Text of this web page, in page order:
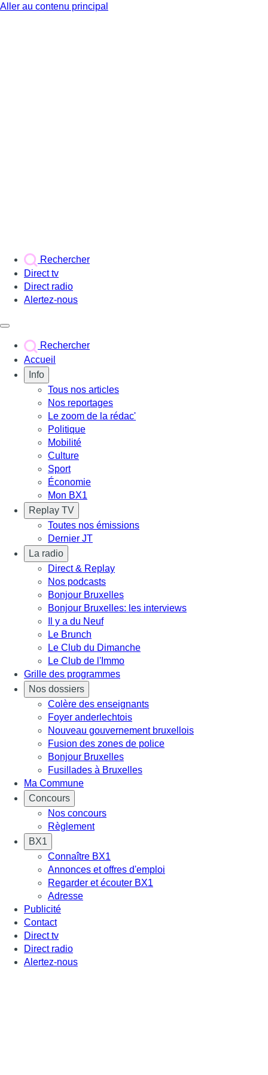
Aller au contenu principal
Rechercher
Direct tv
Direct radio
Alertez-nous
Rechercher
Accueil
Info
Tous nos articles
Nos reportages
Le zoom de la rédac'
Politique
Mobilité
Culture
Sport
Économie
Mon BX1
Replay TV
Toutes nos émissions
Dernier JT
La radio
Direct & Replay
Nos podcasts
Bonjour Bruxelles
Bonjour Bruxelles: les interviews
Il y a du Neuf
Le Brunch
Le Club du Dimanche
Le Club de l'Immo
Grille des programmes
Nos dossiers
Colère des enseignants
Foyer anderlechtois
Nouveau gouvernement bruxellois
Fusion des zones de police
Bonjour Bruxelles
Fusillades à Bruxelles
Ma Commune
Concours
Nos concours
Règlement
BX1
Connaître BX1
Annonces et offres d'emploi
Regarder et écouter BX1
Adresse
Publicité
Contact
Direct tv
Direct radio
Alertez-nous